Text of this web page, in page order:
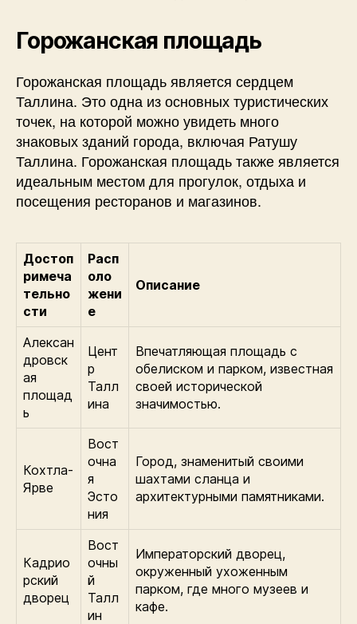
Горожанская площадь
Горожанская площадь является сердцем
Таллина. Это одна из основных туристических
точек, на которой можно увидеть много
знаковых зданий города, включая Ратушу
Таллина. Горожанская площадь также является
идеальным местом для прогулок, отдыха и
посещения ресторанов и магазинов.
Достоп
римеча
тельно
сти
Расп
оло
жени
е
Описание
Алексан
дровск
ая
площад
ь
Цент
р
Талл
ина
Впечатляющая площадь с
обелиском и парком, известная
своей исторической
значимостью.
Кохтла-
Ярве
Вост
очна
я
Эсто
ния
Город, знаменитый своими
шахтами сланца и
архитектурными памятниками.
Кадрио
рский
дворец
Вост
очны
й
Талл
ин
Императорский дворец,
окруженный ухоженным
парком, где много музеев и
кафе.